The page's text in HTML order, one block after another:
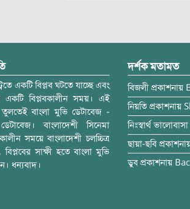
একটি বিপ্লব ঘটতে যাচ্ছে এবং
বিপ্লবকালীন সময়। এই
তুলতেই বাংলা মুভি ডেটাবেজ -
বাংলাদেশী সিনেমা
সময়ে বাংলাদেশী চলচ্চিত্র
সাক্ষী হতে বাংলা মুভি
ধন্যবাদ।
দর্শক মতামত
বিজলী প্রকাশনায়
নিয়তি প্রকাশনায়
নিঃস্বার্থ ভালোবাসা
ছায়া-ছবি
ডুব প্রকাশনায়